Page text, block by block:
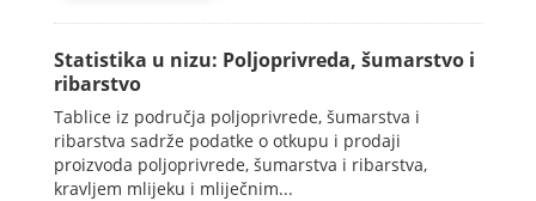
Statistika u nizu: Poljoprivreda, šumarstvo i
ribarstvo
Tablice iz područja poljoprivrede, šumarstva i
ribarstva sadrže podatke o otkupu i prodaji
proizvoda poljoprivrede, šumarstva i ribarstva,
kravljem mlijeku i mliječnim...